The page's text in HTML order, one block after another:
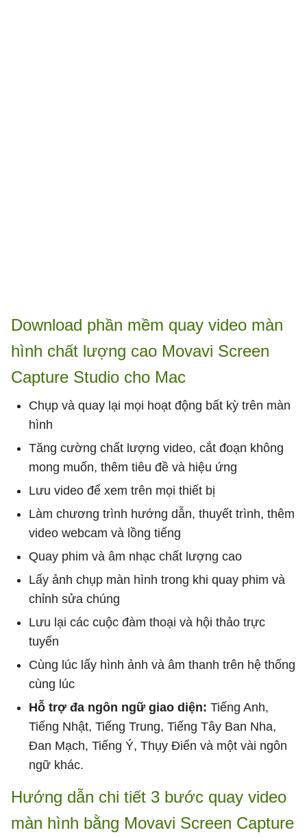
Download phần mềm quay video màn
hình chất lượng cao Movavi Screen
Capture Studio cho Mac
Chụp và quay lại mọi hoạt động bất kỳ trên màn
hình
Tăng cường chất lượng video, cắt đoạn không
mong muốn, thêm tiêu đề và hiệu ứng
Lưu video để xem trên mọi thiết bị
Làm chương trình hướng dẫn, thuyết trình, thêm
video webcam và lồng tiếng
Quay phim và âm nhạc chất lượng cao
Lấy ảnh chụp màn hình trong khi quay phim và
chỉnh sửa chúng
Lưu lại các cuộc đàm thoại và hội thảo trực
tuyến
Cùng lúc lấy hình ảnh và âm thanh trên hệ thống
cùng lúc
Hỗ trợ đa ngôn ngữ giao diện: Tiếng Anh,
Tiếng Nhật, Tiếng Trung, Tiếng Tây Ban Nha,
Đan Mạch, Tiếng Ý, Thụy Điển và một vài ngôn
ngữ khác.
Hướng dẫn chi tiết 3 bước quay video
màn hình bằng Movavi Screen Capture